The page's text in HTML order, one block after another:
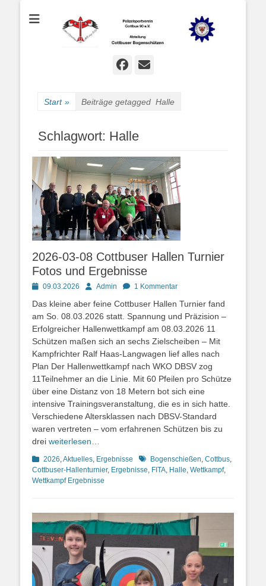
Cottbuser
Bogenschützen
Bogenschießen in Cottbus
Facebook
E-
Start » Beiträge getagged Halle
Schlagwort: Halle
2026-03-08 Cottbuser Hallen Turnier
Fotos und Ergebnisse
Posted09.03.2026 AutorAdmin 1 Kommentar
Das kleine aber feine Cottbuser Hallen Turnier fand
am So. 08.03.2026 statt. Spannung und Präzision –
Erfolgreicher Hallenwettkampf am 08.03.2026 11
Schützen maßen sich an sechs Zielscheiben – Mit
Kampfrichter Ralf Haas-Langwagen lief alles nach
Plan Der Hallenwettkampf nach WKO DBSV zog
11Teilnehmer an die Linie. Mit 60 Pfeilen pro Schütze
über eine Distanz von 18 Metern bot sich eine
intensive Trainingsveranstaltung, die es in sich hatte.
Verschiedene Altersklassen nach DBSV-Standard
waren vertreten – vom erfahrenen Schützen bis zu
drei weiterlesen…
Kategorien
2026 Aktuelles Ergebnisse Schlagworte
Bogenschießen Cottbus
Cottbuser-Hallenturnier, Ergebnisse FITA Halle Wettkampf,
Wettkampf Ergebnisse